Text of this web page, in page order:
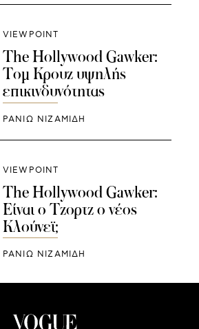
VIEWPOINT
The Hollywood Gawker:
Τομ Κρουζ υψηλής
επικινδυνότητας
ΡΑΝΙΏ ΝΙΖΑΜΊΔΗ
VIEWPOINT
The Hollywood Gawker:
Είναι ο Τζορτζ ο νέος
Κλούνεϊ;
ΡΑΝΙΏ ΝΙΖΑΜΊΔΗ